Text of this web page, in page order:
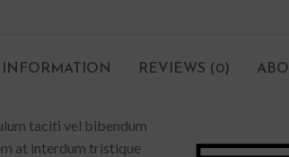
REVIEWS (0)
taciti vel bibendum
at interdum tristique